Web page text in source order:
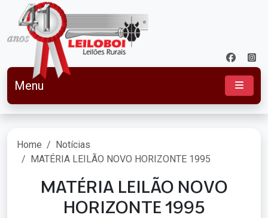
Menu
Home
Notícias
MATÉRIA LEILÃO NOVO HORIZONTE 1995
MATÉRIA LEILÃO NOVO
HORIZONTE 1995